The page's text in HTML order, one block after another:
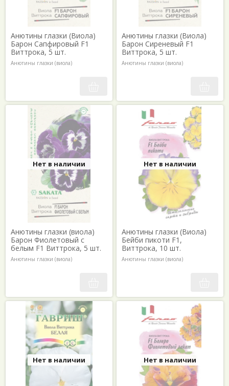
Анютины глазки (Виола)
Барон Сапфировый F1
Виттрока, 5 шт.
Анютины глазки (виола)
Анютины глазки (Виола)
Барон Сиреневый F1
Виттрока, 5 шт.
Анютины глазки (виола)
Нет в наличии
Анютины глазки (виола)
Барон Фиолетовый с
белым F1 Виттрока, 5 шт.
Анютины глазки (виола)
Нет в наличии
Анютины глазки (Виола)
Бейби пикоти F1,
Виттрока, 10 шт.
Анютины глазки (виола)
Нет в наличии Нет в наличии